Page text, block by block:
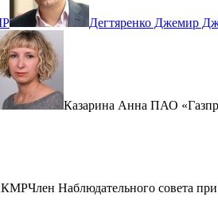
Дегтяренко Джемир
Казарина Анна ПАО
Член Наблюдательного совета